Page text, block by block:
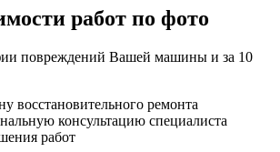
работ по фото
повреждений Вашей машины и за 10
восстановительного ремонта
консультацию специалиста
работ